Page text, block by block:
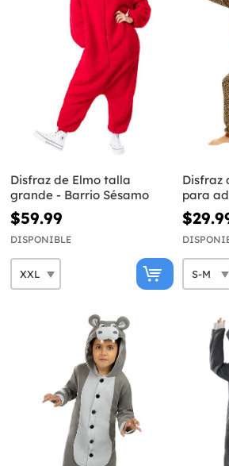
Disfraz de Elmo talla
grande - Barrio Sésamo
$59.99
DISPONIBLE
Disfraz
para